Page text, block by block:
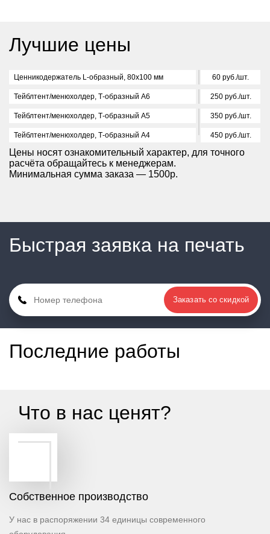
Лучшие цены
Ценникодержатель L-образный, 80х100 мм 60 руб./шт.
Тейблтент/менюхолдер, Т-образный А6 250 руб./шт.
Тейблтент/менюхолдер, Т-образный А5 350 руб./шт.
Тейблтент/менюхолдер, Т-образный А4 450 руб./шт.
Цены носят ознакомительный характер, для точного
расчёта обращайтесь к менеджерам.
Минимальная сумма заказа — 1500р.
Быстрая заявка на печать
Заказать со скидкой
Последние работы
Что в нас ценят?
Cобственное производство
У нас в распоряжении 34 единицы современного